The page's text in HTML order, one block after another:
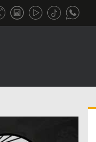
تحقيق في الجول
تقرير في الجول